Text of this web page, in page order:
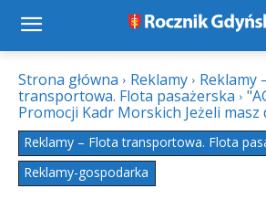
Strona główna Reklamy
Reklamy
transportowa. Flota pasażerska
Promocji Kadr Morskich Jeżeli masz
Reklamy – Flota transportowa. Flota
Reklamy-gospodarka